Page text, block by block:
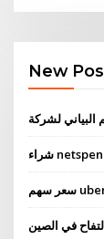
New
في الصين